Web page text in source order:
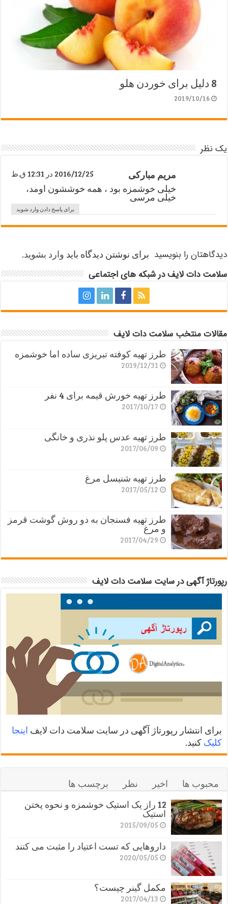
8 دلیل برای خوردن هلو
2019/10/16
یک نظر
مریم مبارکی 2016/12/25 در 12:31 ق.ظ
خیلی خوشمزه بود ، همه خوششون اومد،
خیلی مرسی
برای پاسخ دادن وارد شوید
دیدگاهتان را بنویسید برای نوشتن دیدگاه باید وارد بشوید.
سلامت دات لایف در شبکه های اجتماعی
مقالات منتخب سلامت دات لایف
طرز تهیه کوفته تبریزی ساده اما خوشمزه
2019/12/31
طرز تهیه خورش قیمه برای 4 نفر
2017/10/17
طرز تهیه عدس پلو نذری و خانگی
2017/06/09
طرز تهیه شنیسل مرغ
2017/05/12
طرز تهیه فسنجان به دو روش گوشت قرمز
و مرغ
2017/04/29
رپورتاژ آگهی در سایت سلامت دات لایف
برای انتشار رپورتاژ آگهی در سایت سلامت دات لایف اینجا
کلیک کنید.
محبوب ها اخیر نظر
برچسب ها
12 راز یک استیک خوشمزه و نحوه پختن
استیک
2015/09/05
داروهایی که تست اعتیاد را مثبت می کنند
2020/05/05
مکمل گینر چیست؟
2017/04/13